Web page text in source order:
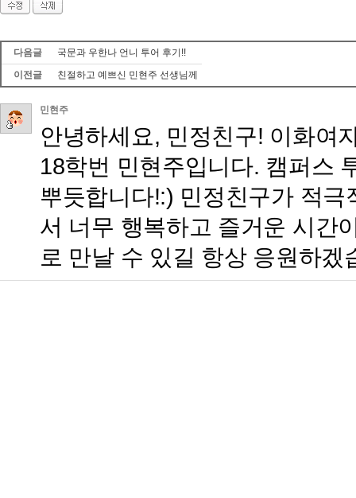
다음글
국문과 우한나 언니 투어 후기!!
이전글
친절하고 예쁘신 민현주 선생님께
민현주
안녕하세요, 민정친구! 이화여
18학번 민현주입니다. 캠퍼스
뿌듯합니다!:) 민정친구가 적
서 너무 행복하고 즐거운 시간
로 만날 수 있길 항상 응원하